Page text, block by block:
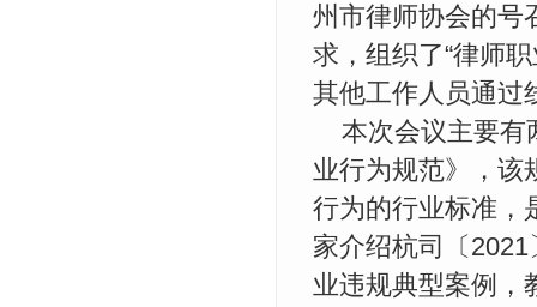
州市律师协会的号
求，组织了“律师
其他工作人员通过
本次会议主要有
业行为规范》，该
行为的行业标准，
家介绍杭司〔
业违规典型案例，